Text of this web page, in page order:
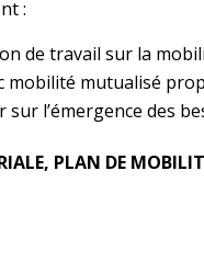
:
de travail sur la
mutualisé
sur l’émergence des
PLAN DE